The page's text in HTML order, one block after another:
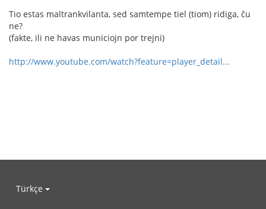
Tio estas maltrankvilanta, sed samtempe tiel (tiom) ridiga, ĉu
ne?
(fakte, ili ne havas municiojn por trejni)
http://www.youtube.com/watch?feature=player_detail...
Türkçe